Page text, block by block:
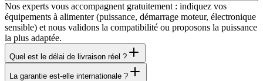
Nos experts vous accompagnent gratuitement : indiquez vos
équipements à alimenter (puissance, démarrage moteur, électronique
sensible) et nous validons la compatibilité ou proposons la puissance
la plus adaptée.
Quel est le délai de livraison réel ?
La garantie est-elle internationale ?